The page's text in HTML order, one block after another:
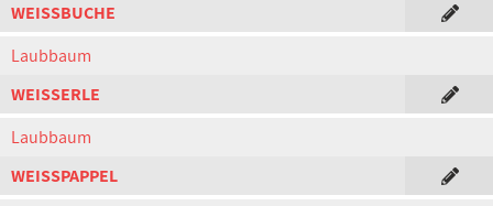
WEISSBUCHE
Laubbaum
WEISSERLE
Laubbaum
WEISSPAPPEL